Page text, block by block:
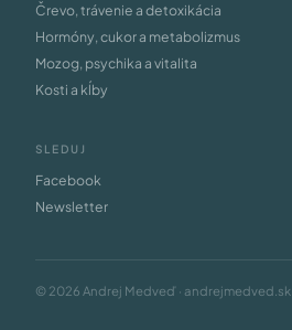
Črevo, trávenie a detoxikácia
Hormóny, cukor a metabolizmus
Mozog, psychika a vitalita
Kosti a kĺby
SLEDUJ
Facebook
Newsletter
© 2026 Andrej Medveď · andrejmedved.sk